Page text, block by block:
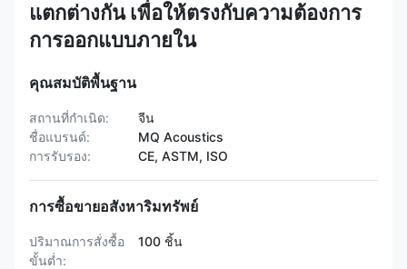
แตกต่างกัน เพื่อให้ตรงกับความต้องการ
การออกแบบภายใน
คุณสมบัติพื้นฐาน
สถานที่กำเนิด:
จีน
ชื่อแบรนด์:
MQ Acoustics
การรับรอง:
CE, ASTM, ISO
การซื้อขายอสังหาริมทรัพย์
ปริมาณการสั่งซื้อ
ขั้นต่ำ:
100 ชิ้น